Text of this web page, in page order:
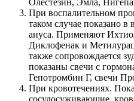
Олестезин, Эмла,
При воспалительном
таком случае показано
ануса. Применяют
Диклофенак и
также сопровождается
показаны свечи с
Гепотромбин Г, свечи
При кровотечениях.